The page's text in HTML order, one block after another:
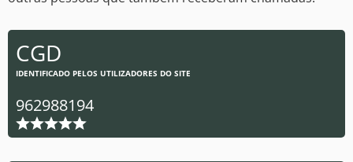
CGD
IDENTIFICADO PELOS UTILIZADORES DO SITE
962988194